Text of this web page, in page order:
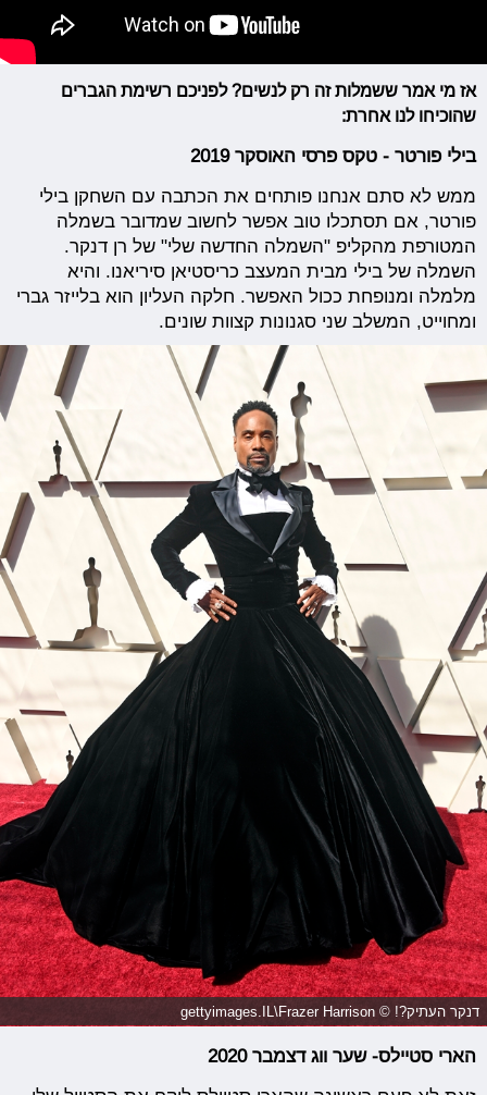
אז מי אמר ששמלות זה רק לנשים? לפניכם רשימת הגברים
שהוכיחו לנו אחרת:
בילי פורטר - טקס פרסי האוסקר 2019
ממש לא סתם אנחנו פותחים את הכתבה עם השחקן בילי
פורטר, אם תסתכלו טוב אפשר לחשוב שמדובר בשמלה
המטורפת מהקליפ "השמלה החדשה שלי" של רן דנקר.
השמלה של בילי מבית המעצב כריסטיאן סיריאנו. והיא
מלמלה ומנופחת ככול האפשר. חלקה העליון הוא בלייזר גברי
ומחוייט, המשלב שני סגנונות קצוות שונים.
דנקר העתיק?! © gettyimages.IL\Frazer Harrison
הארי סטיילס- שער ווג דצמבר 2020